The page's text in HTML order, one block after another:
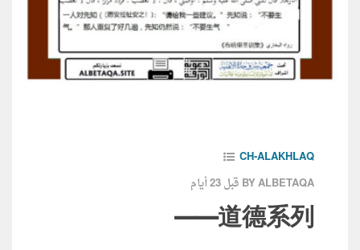
CH-ALAKHLAQ
قبل 23 أيام BY ALBETAQA
道德系列——